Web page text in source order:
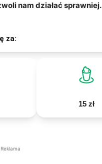
nam działać sprawniej.
za:
15 zł
Reklama